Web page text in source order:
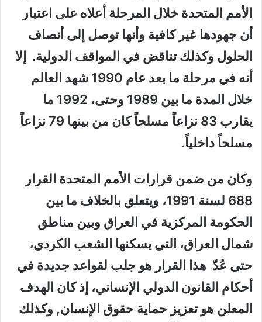
الأمم المتحدة خلال المرحلة أعلاه على اعتبار
أن جهودها غير كافية وأنها توصل إلى أنصاف
الحلول وكذلك تناقض في المواقف الدولية. إلا
أنه في مرحلة ما بعد عام 1990 شهد العالم
خلال المدة ما بين 1989 وحتى، 1992 ما
يقارب 83 نزاعاً مسلحاً كان من بينها 79 نزاعاً
مسلحاً داخلياً.
وكان من ضمن قرارات الأمم المتحدة القرار
688 لسنة 1991، ويتعلق بالخلاف ما بين
الحكومة المركزية في العراق وبين مناطق
شمال العراق، التي يسكنها الشعب الكردي،
حتى عُدّ هذا القرار هو جلب لقواعد جديدة في
أحكام القانون الدولي الإنساني، إذ كان الهدف
المعلن هو تعزيز حماية حقوق الإنسان, وكذلك